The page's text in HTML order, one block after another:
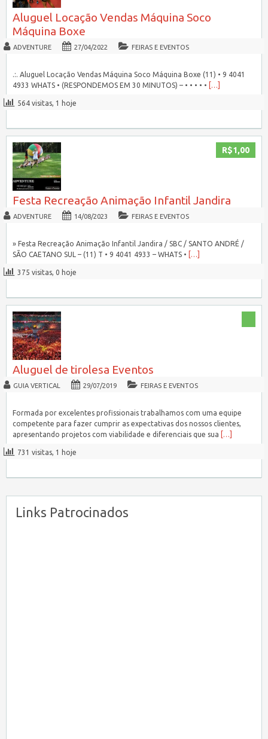
Aluguel Locação Vendas Máquina Soco
Máquina Boxe
ADVENTURE 27/04/2022 FEIRAS E EVENTOS
.:. Aluguel Locação Vendas Máquina Soco Máquina Boxe (11) • 9 4041
4933 WHATS • (RESPONDEMOS EM 30 MINUTOS) – • • • • •
[…]
564 visitas, 1 hoje
R$1,00
Festa Recreação Animação Infantil Jandira
ADVENTURE 14/08/2023 FEIRAS E EVENTOS
» Festa Recreação Animação Infantil Jandira / SBC / SANTO ANDRÉ /
SÃO CAETANO SUL – (11) T • 9 4041 4933 – WHATS •
[…]
375 visitas, 0 hoje
Aluguel de tirolesa Eventos
GUIA VERTICAL 29/07/2019 FEIRAS E EVENTOS
Formada por excelentes profissionais trabalhamos com uma equipe
competente para fazer cumprir as expectativas dos nossos clientes,
apresentando projetos com viabilidade e diferenciais que sua
[…]
731 visitas, 1 hoje
Links Patrocinados